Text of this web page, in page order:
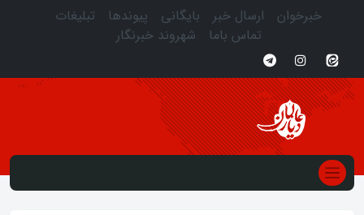
خبرخوان ارسال خبر بایگانی پیوندها
تبلیغات
تماس باما
شهروند خبرنگار